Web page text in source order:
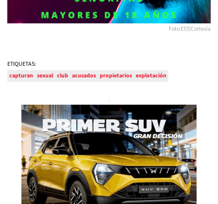
Foto EST/Cortesía
ETIQUETAS:
capturan sexual club acusados propietarios explotación